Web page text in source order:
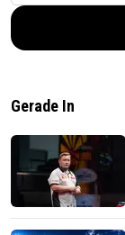
Gerade In